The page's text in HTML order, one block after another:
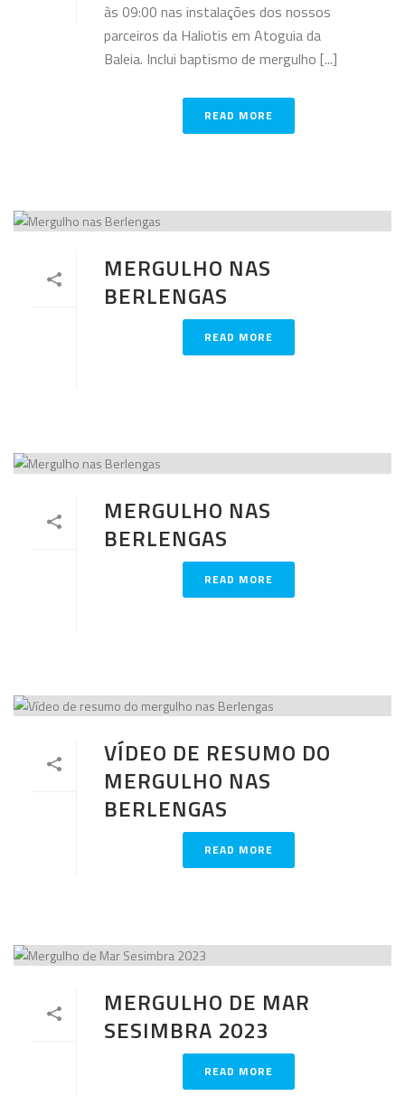
às 09:00 nas instalações dos nossos
parceiros da Haliotis em Atoguia da
Baleia. Inclui baptismo de mergulho [...]
READ MORE
MERGULHO NAS
BERLENGAS
READ MORE
MERGULHO NAS
BERLENGAS
READ MORE
VÍDEO DE RESUMO DO
MERGULHO NAS
BERLENGAS
READ MORE
MERGULHO DE MAR
SESIMBRA 2023
READ MORE